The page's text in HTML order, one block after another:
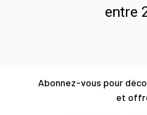
entre
Abonnez-vous pour
et